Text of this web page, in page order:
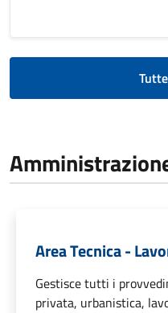
Area Tecnica -
Gestisce tutti i
privata, urbanistica,